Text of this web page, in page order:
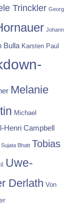
Trinckler Georg
Johann
Bulla Karsten Paul
Melanie
Michael
Henri Campbell
Sujata Bhatt Tobias
Uwe-
Derlath Von